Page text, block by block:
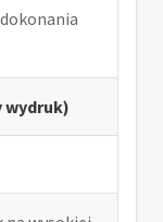
wydruk)